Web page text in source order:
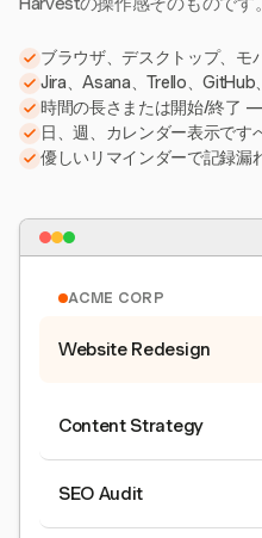
ブラウザ、デスクトップ、モ
Jira、Asana、Trello、
時間の長さまたは開始/終了
日、週、カレンダー表示です
優しいリマインダーで記録漏
ACME CORP
Website Redesign
Content Strategy
SEO Audit